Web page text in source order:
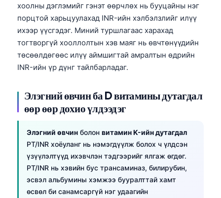
хоолны дэглэмийг гэнэт өөрчлөх нь бууцайны нэг
порцтой харьцуулахад INR-ийн хэлбэлзлийг илүү
ихээр үүсгэдэг. Миний туршлагаас харахад
тогтворгүй хооллолтын хэв маяг нь өвчтөнүүдийн
төсөөлдөгөөс илүү аймшигтай амралтын өдрийн
INR-ийн үр дүнг тайлбарладаг.
Элэгний өвчин ба D витамины дутагдал
өөр өөр дохио үлдээдэг
Элэгний өвчин болон витамин K-ийн дутагдал
PT/INR хоёуланг нь нэмэгдүүлж болох ч үлдсэн
үзүүлэлтүүд ихэвчлэн тэдгээрийг ялгаж өгдөг.
PT/INR нь хэвийн бус трансаминаз, билирубин,
эсвэл альбумины хэмжээ бууралттай хамт
өсвөл би санамсаргүй нэг удаагийн
मराठी
தமிழ்
ગુજરાતી
മലയാളം
Bahasa Melayu
Tagalog
ไทย
ဗမာစာ
ភាសាខ្មែរ